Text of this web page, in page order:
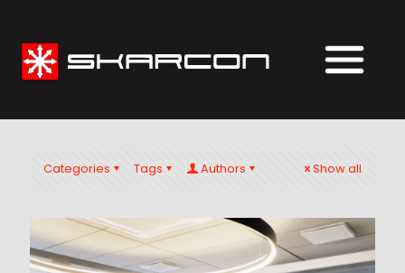
Categories Tags Authors Show all